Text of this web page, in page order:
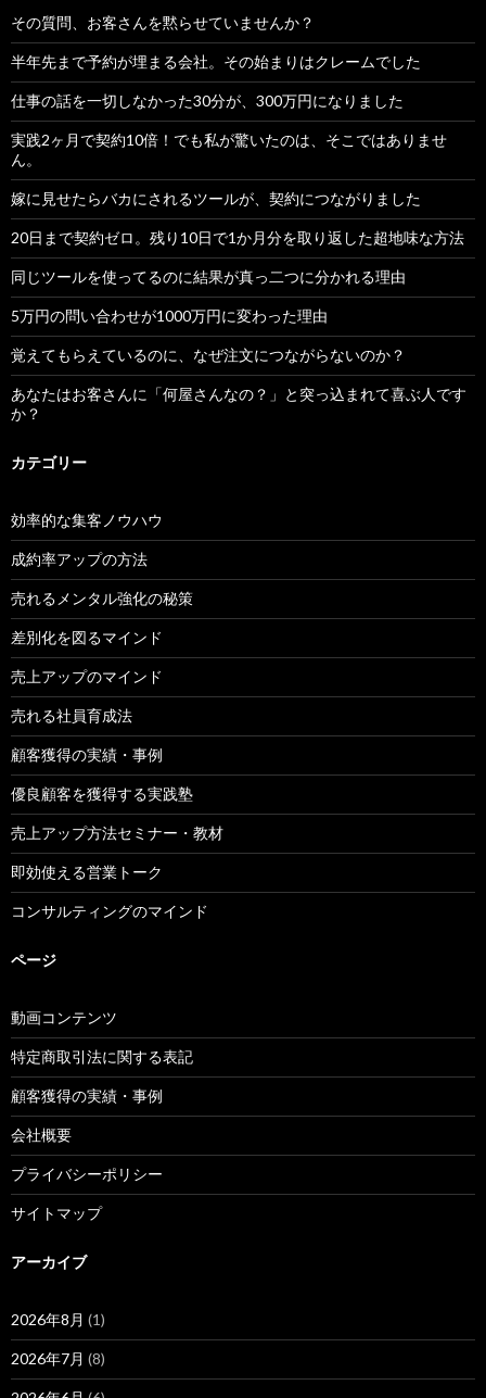
その質問、お客さんを黙らせていませんか？
半年先まで予約が埋まる会社。その始まりはクレームでした
仕事の話を一切しなかった30分が、300万円になりました
実践2ヶ月で契約10倍！でも私が驚いたのは、そこではありませ
ん。
嫁に見せたらバカにされるツールが、契約につながりました
20日まで契約ゼロ。残り10日で1か月分を取り返した超地味な方法
同じツールを使ってるのに結果が真っ二つに分かれる理由
5万円の問い合わせが1000万円に変わった理由
覚えてもらえているのに、なぜ注文につながらないのか？
あなたはお客さんに「何屋さんなの？」と突っ込まれて喜ぶ人です
か？
カテゴリー
効率的な集客ノウハウ
成約率アップの方法
売れるメンタル強化の秘策
差別化を図るマインド
売上アップのマインド
売れる社員育成法
顧客獲得の実績・事例
優良顧客を獲得する実践塾
売上アップ方法セミナー・教材
即効使える営業トーク
コンサルティングのマインド
ページ
動画コンテンツ
特定商取引法に関する表記
顧客獲得の実績・事例
会社概要
プライバシーポリシー
サイトマップ
アーカイブ
2026年8月 (1)
2026年7月 (8)